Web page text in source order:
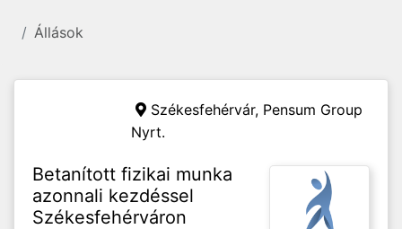
Állások
Székesfehérvár, Pensum Group
Nyrt.
Betanított fizikai munka
azonnali kezdéssel
Székesfehérváron